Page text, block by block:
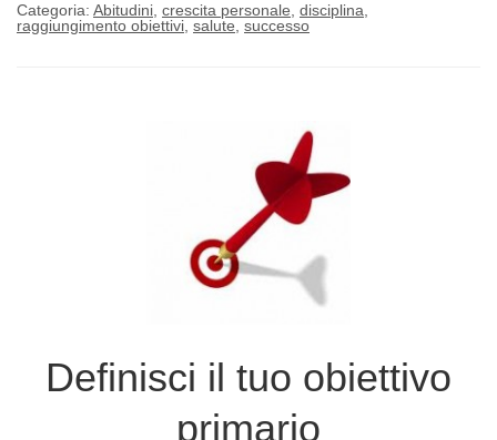
Categoria: Abitudini crescita personale disciplina
raggiungimento obiettivi salute successo
Definisci il tuo obiettivo
primario